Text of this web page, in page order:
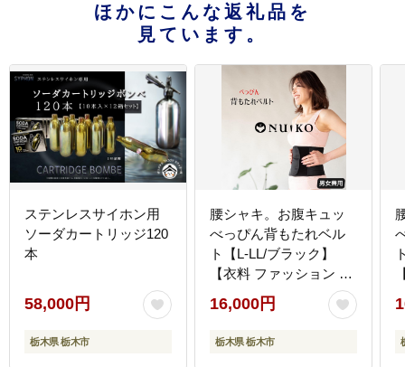
ほかにこんな返礼品を
見ています。
ステンレスサイホン用
ソーダカートリッジ120
本
58,000円
栃木県 栃木市
腰シャキ。お腹キュッ
べっぴん背もたれベル
ト【L-LL/ブラック】
【衣料 ファッション 人
気 おすすめ 】
16,000円
栃木県 栃木市